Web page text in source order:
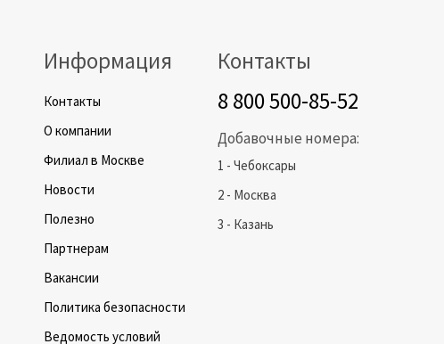
Информация
Контакты
О компании
Филиал в Москве
Новости
Полезно
Партнерам
Вакансии
Политика безопасности
Ведомость условий
Контакты
8 800 500-85-52
Добавочные номера:
1 - Чебоксары
2 - Москва
3 - Казань